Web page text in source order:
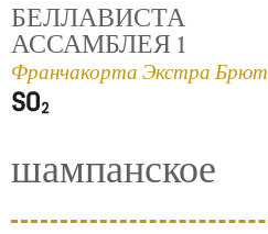
БЕЛЛАВИСТА
АССАМБЛЕЯ 1
Франчакорта Экстра Брют
шампанское